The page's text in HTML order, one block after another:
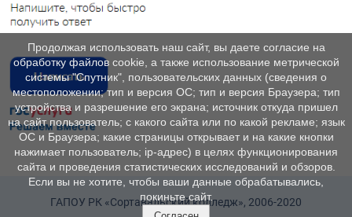
ГАПОУ РК «Сортавальский колледж», 2006-2020
Продолжая использовать наш сайт, вы даете согласие на
обработку файлов cookie, а также использование метрической
системы "Спутник", пользовательских данных (сведения о
местоположении; тип и версия ОС; тип и версия Браузера; тип
устройства и разрешение его экрана; источник откуда пришел
на сайт пользователь; с какого сайта или по какой рекламе; язык
ОС и Браузера; какие страницы открывает и на какие кнопки
нажимает пользователь; ip-адрес) в целях функционирования
сайта и проведения статистических исследований и обзоров.
Если вы не хотите, чтобы ваши данные обрабатывались,
покиньте сайт.